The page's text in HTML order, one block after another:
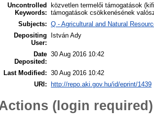
Uncontrolled
Keywords:
közvetlen termelői támogatások
támogatások csökkenésének
Subjects: Q - Agricultural and Natural
Depositing
User:
István Ady
Date
Deposited:
30 Aug 2016 10:42
Last Modified: 30 Aug 2016 10:42
URI:
http://repo.aki.gov.hu/id/eprint/1439
(login required)